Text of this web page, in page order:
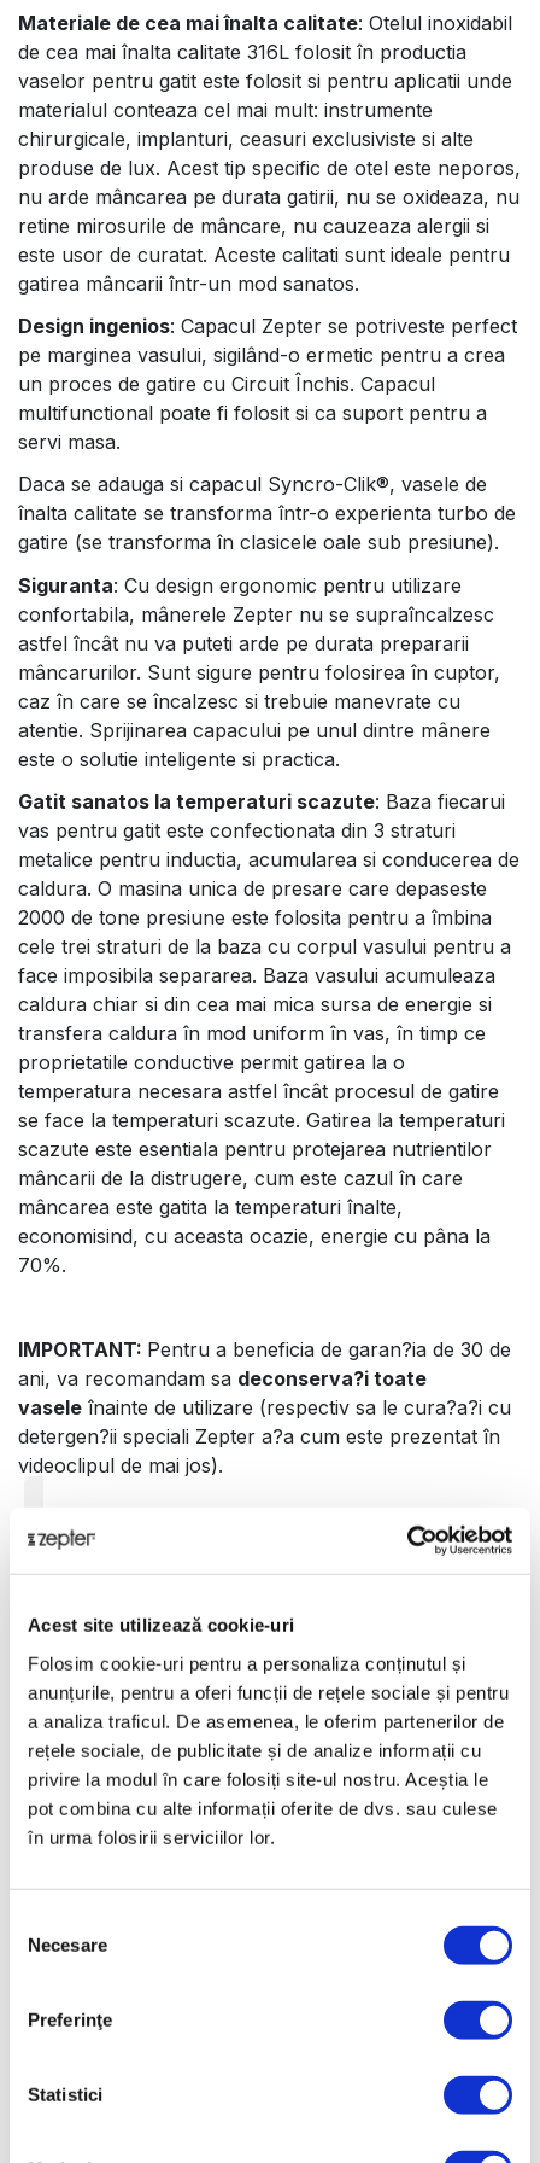
Acest site utilizează cookie-uri
Folosim cookie-uri pentru a personaliza conținutul și
anunțurile, pentru a oferi funcții de rețele sociale și pentru
a analiza traficul. De asemenea, le oferim partenerilor de
rețele sociale, de publicitate și de analize informații cu
privire la modul în care folosiți site-ul nostru. Aceștia le
pot combina cu alte informații oferite de dvs. sau culese
în urma folosirii serviciilor lor.
consimțământului
Necesare
Preferinţe
Statistici
Materiale de cea mai înalta calitate: Otelul inoxidabil
de cea mai înalta calitate 316L folosit în productia
vaselor pentru gatit este folosit si pentru aplicatii unde
materialul conteaza cel mai mult: instrumente
chirurgicale, implanturi, ceasuri exclusiviste si alte
produse de lux. Acest tip specific de otel este neporos,
nu arde mâncarea pe durata gatirii, nu se oxideaza, nu
retine mirosurile de mâncare, nu cauzeaza alergii si
este usor de curatat. Aceste calitati sunt ideale pentru
gatirea mâncarii într-un mod sanatos.
Design ingenios: Capacul Zepter se potriveste perfect
pe marginea vasului, sigilând-o ermetic pentru a crea
un proces de gatire cu Circuit Închis. Capacul
multifunctional poate fi folosit si ca suport pentru a
servi masa.
Daca se adauga si capacul Syncro-Clik®, vasele de
înalta calitate se transforma într-o experienta turbo de
gatire (se transforma în clasicele oale sub presiune).
Siguranta: Cu design ergonomic pentru utilizare
confortabila, mânerele Zepter nu se supraîncalzesc
astfel încât nu va puteti arde pe durata prepararii
mâncarurilor. Sunt sigure pentru folosirea în cuptor,
caz în care se încalzesc si trebuie manevrate cu
atentie. Sprijinarea capacului pe unul dintre mânere
este o solutie inteligente si practica.
Gatit sanatos la temperaturi scazute: Baza fiecarui
vas pentru gatit este confectionata din 3 straturi
metalice pentru inductia, acumularea si conducerea de
caldura. O masina unica de presare care depaseste
2000 de tone presiune este folosita pentru a îmbina
cele trei straturi de la baza cu corpul vasului pentru a
face imposibila separarea. Baza vasului acumuleaza
caldura chiar si din cea mai mica sursa de energie si
transfera caldura în mod uniform în vas, în timp ce
proprietatile conductive permit gatirea la o
temperatura necesara astfel încât procesul de gatire
se face la temperaturi scazute. Gatirea la temperaturi
scazute este esentiala pentru protejarea nutrientilor
mâncarii de la distrugere, cum este cazul în care
mâncarea este gatita la temperaturi înalte,
economisind, cu aceasta ocazie, energie cu pâna la
70%.
IMPORTANT: Pentru a beneficia de garan?ia de 30 de
ani, va recomandam sa deconserva?i toate
vasele înainte de utilizare (respectiv sa le cura?a?i cu
detergen?ii speciali Zepter a?a cum este prezentat în
videoclipul de mai jos).
Acceptă Politica de cookie-uri pentru a vizualiza
conținutul video
Ca să poți vizualiza conținutul video este necesar să
accepți Politica de cookie-uri. Alternativ, poți vizualiza
conținutul video direct pe YouTube Link.
Date tehnice
Vas 4 l, diametru 24 cm